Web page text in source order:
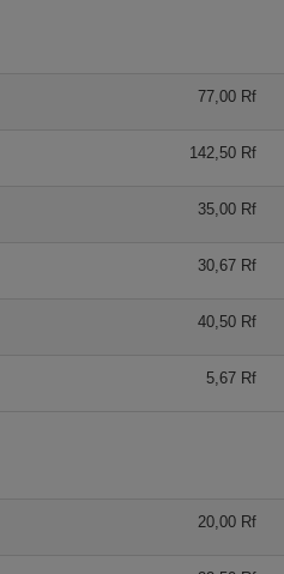
77,00 Rf
142,50 Rf
35,00 Rf
30,67 Rf
40,50 Rf
5,67 Rf
20,00 Rf